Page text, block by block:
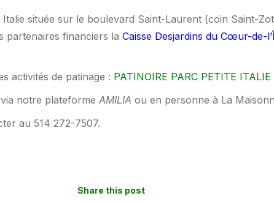
située sur le boulevard Saint-Laurent (coin Saint-
partenaires financiers la Caisse Desjardins du Cœur-de-
activités de patinage : PATINOIRE PARC PETITE ITALIE
via notre plateforme AMILIA ou en personne à La
au 514 272-7507.
Share this post